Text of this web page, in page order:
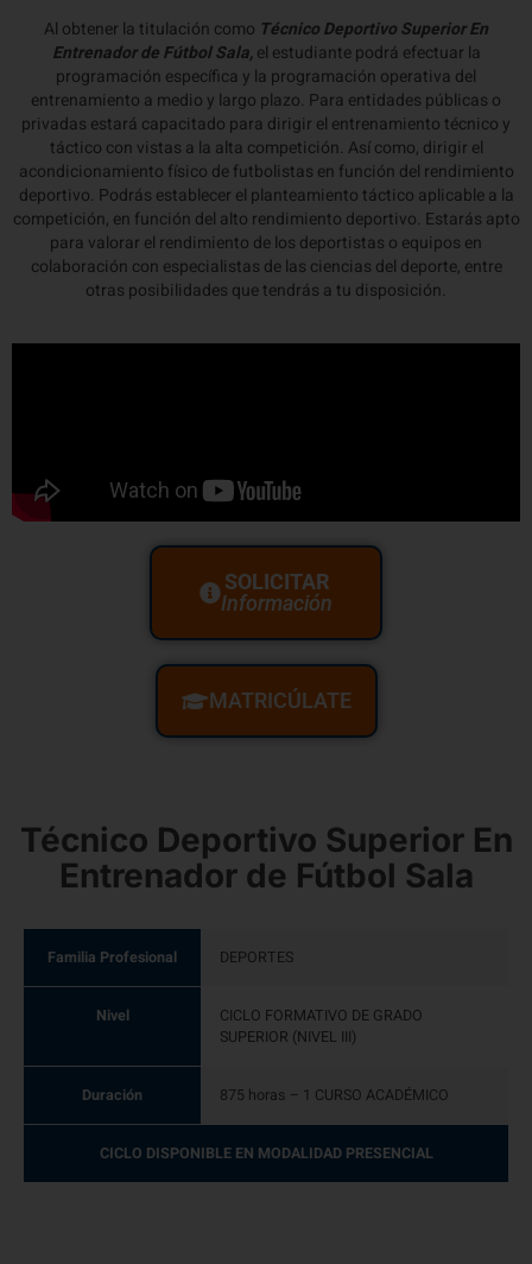
Al obtener la titulación como Técnico Deportivo Superior En
Entrenador de Fútbol Sala,el estudiante podrá efectuar la
programación específica y la programación operativa del
entrenamiento a medio y largo plazo. Para entidades públicas o
privadas estará capacitado para dirigir el entrenamiento técnico y
táctico con vistas a la alta competición. Así como, dirigir el
acondicionamiento físico de futbolistas en función del rendimiento
deportivo. Podrás establecer el planteamiento táctico aplicable a la
competición, en función del alto rendimiento deportivo. Estarás apto
para valorar el rendimiento de los deportistas o equipos en
colaboración con especialistas de las ciencias del deporte, entre
otras posibilidades que tendrás a tu disposición.
SOLICITAR
Información
MATRICÚLATE
Técnico Deportivo Superior En
Entrenador de Fútbol Sala
Familia Profesional DEPORTES
Nivel
CICLO FORMATIVO DE GRADO
SUPERIOR (NIVEL III)
Duración 875 horas – 1 CURSO ACADÉMICO
CICLO DISPONIBLE EN MODALIDAD PRESENCIAL